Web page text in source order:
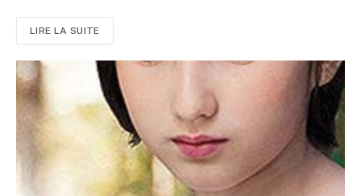
LIRE LA SUITE